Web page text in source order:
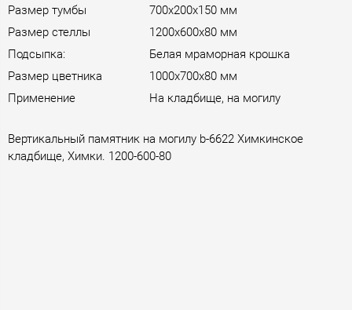
Размер тумбы
700х200х150 мм
Размер стеллы
1200х600х80 мм
Подсыпка:
Белая мраморная крошка
Размер цветника
1000х700х80 мм
Применение
На кладбище, на могилу
Вертикальный памятник на могилу b-6622 Химкинское
кладбище, Химки. 1200-600-80